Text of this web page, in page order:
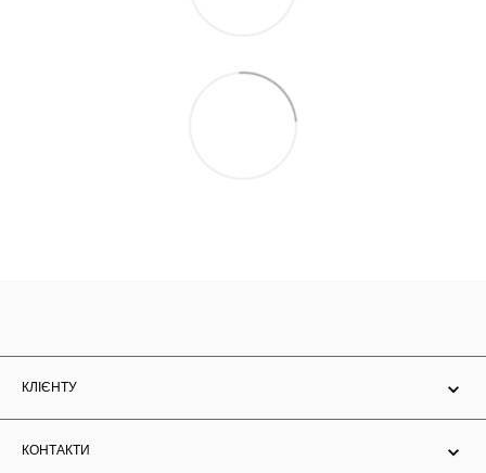
КЛІЄНТУ
КОНТАКТИ